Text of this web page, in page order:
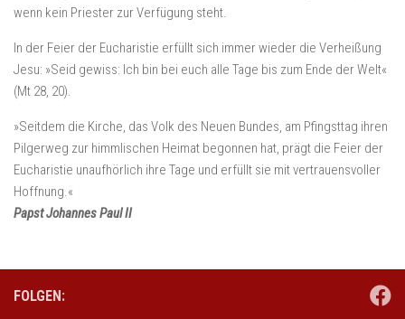
wenn kein Priester zur Verfügung steht.
In der Feier der Eucharistie erfüllt sich immer wieder die Verheißung
Jesu: »Seid gewiss: Ich bin bei euch alle Tage bis zum Ende der Welt«
(Mt 28, 20).
»Seitdem die Kirche, das Volk des Neuen Bundes, am Pfingsttag ihren
Pilgerweg zur himmlischen Heimat begonnen hat, prägt die Feier der
Eucharistie unaufhörlich ihre Tage und erfüllt sie mit vertrauensvoller
Hoffnung.«
Papst Johannes Paul II
FOLGEN: